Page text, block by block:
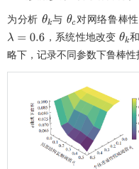
为分析 θk与 θc对网络鲁棒
λ= 0.6 ，系统性地改变 θk和
略下，记录不同参数下鲁棒性